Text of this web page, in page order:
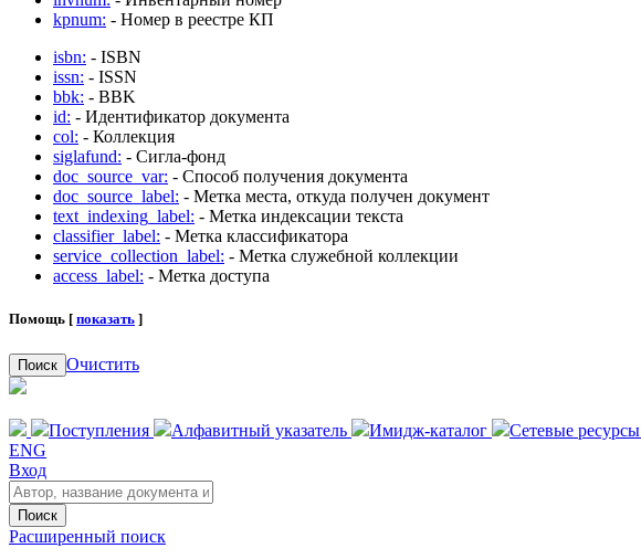
kpnum: - Номер в реестре КП
isbn: - ISBN
issn: - ISSN
bbk: - BBK
id: - Идентификатор документа
col: - Коллекция
siglafund: - Сигла-фонд
doc_source_var: - Способ получения документа
doc_source_label: - Метка места, откуда получен документ
text_indexing_label: - Метка индексации текста
classifier_label: - Метка классификатора
service_collection_label: - Метка служебной коллекции
access_label: - Метка доступа
Помощь [ показать ]
Поиск Очистить
Поступления Алфавитный указатель Имидж-каталог
Сетевые ресурсы
ENG
Вход
Поиск
Расширенный поиск